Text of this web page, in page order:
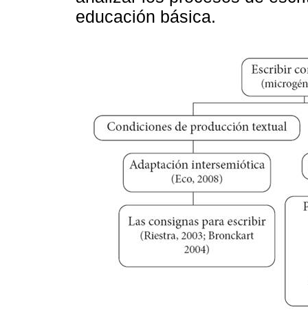
educación básica.